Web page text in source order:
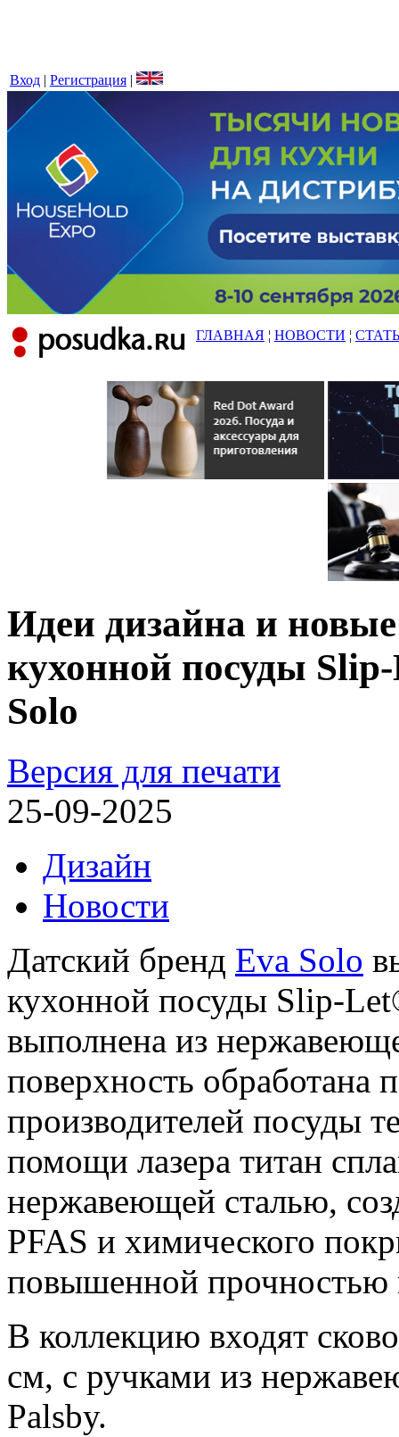
Вход | Регистрация |
ГЛАВНАЯ ¦ НОВОСТИ ¦
Идеи дизайна и
кухонной посуды
Solo
Версия для печати
25-09-2025
Дизайн
Новости
Датский бренд Eva Solo
кухонной посуды Slip-
выполнена из
поверхность
производителей посуды
помощи лазера титан
нержавеющей сталью,
PFAS и химического
повышенной прочностью
В коллекцию входят
см, с ручками из
Palsby.